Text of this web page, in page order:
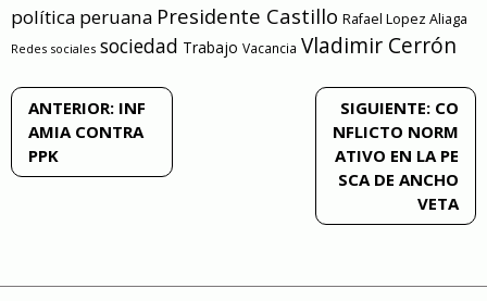
política peruana Presidente Castillo Rafael Lopez Aliaga
Redes sociales sociedad Trabajo Vacancia Vladimir Cerrón
Navegación
de
entradas
ANTERIOR: INF
AMIA CONTRA
PPK
SIGUIENTE: CO
NFLICTO NORM
ATIVO EN LA PE
SCA DE ANCHO
VETA